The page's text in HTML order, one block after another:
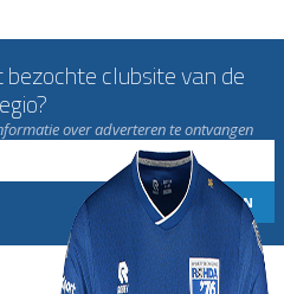
clubsite van de
over adverteren te ontvangen